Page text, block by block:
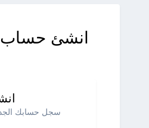
انشئ حساب
سجل حسابك